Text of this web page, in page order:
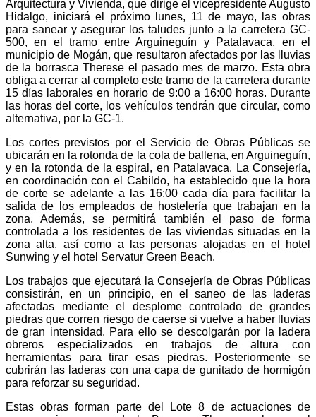
Arquitectura y Vivienda, que dirige el vicepresidente Augusto
Hidalgo, iniciará el próximo lunes, 11 de mayo, las obras
para sanear y asegurar los taludes junto a la carretera GC-
500, en el tramo entre Arguineguín y Patalavaca, en el
municipio de Mogán, que resultaron afectados por las lluvias
de la borrasca Therese el pasado mes de marzo. Esta obra
obliga a cerrar al completo este tramo de la carretera durante
15 días laborales en horario de 9:00 a 16:00 horas. Durante
las horas del corte, los vehículos tendrán que circular, como
alternativa, por la GC-1.
Los cortes previstos por el Servicio de Obras Públicas se
ubicarán en la rotonda de la cola de ballena, en Arguineguín,
y en la rotonda de la espiral, en Patalavaca. La Consejería,
en coordinación con el Cabildo, ha establecido que la hora
de corte se adelante a las 16:00 cada día para facilitar la
salida de los empleados de hostelería que trabajan en la
zona. Además, se permitirá también el paso de forma
controlada a los residentes de las viviendas situadas en la
zona alta, así como a las personas alojadas en el hotel
Sunwing y el hotel Servatur Green Beach.
Los trabajos que ejecutará la Consejería de Obras Públicas
consistirán, en un principio, en el saneo de las laderas
afectadas mediante el desplome controlado de grandes
piedras que corren riesgo de caerse si vuelve a haber lluvias
de gran intensidad. Para ello se descolgarán por la ladera
obreros especializados en trabajos de altura con
herramientas para tirar esas piedras. Posteriormente se
cubrirán las laderas con una capa de gunitado de hormigón
para reforzar su seguridad.
Estas obras forman parte del Lote 8 de actuaciones de